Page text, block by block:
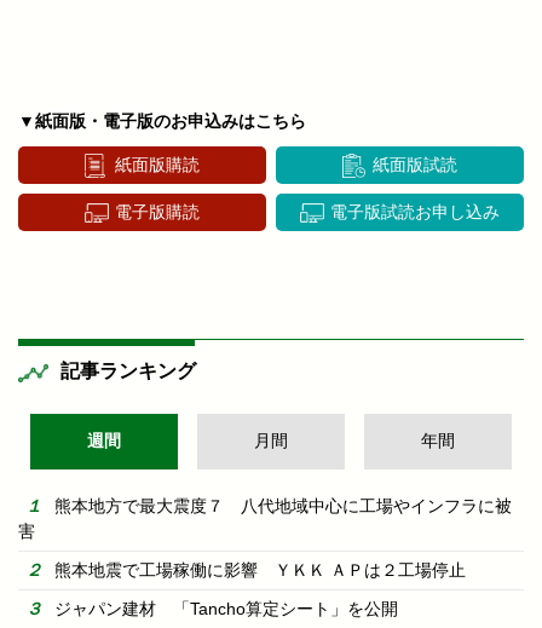
▼紙面版・電子版のお申込みはこちら
紙面版購読 紙面版試読
電子版購読 電子版試読お申し込み
記事ランキング
週間 月間 年間
熊本地方で最大震度７ 八代地域中心に工場やインフラに被
害
熊本地震で工場稼働に影響 ＹＫＫ ＡＰは２工場停止
ジャパン建材 「Tancho算定シート」を公開